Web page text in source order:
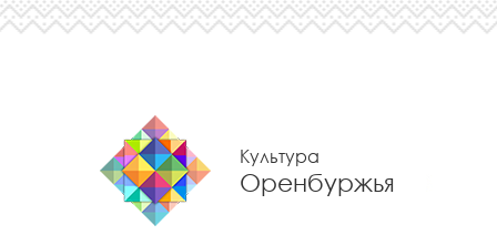
Культура
Оренбуржья